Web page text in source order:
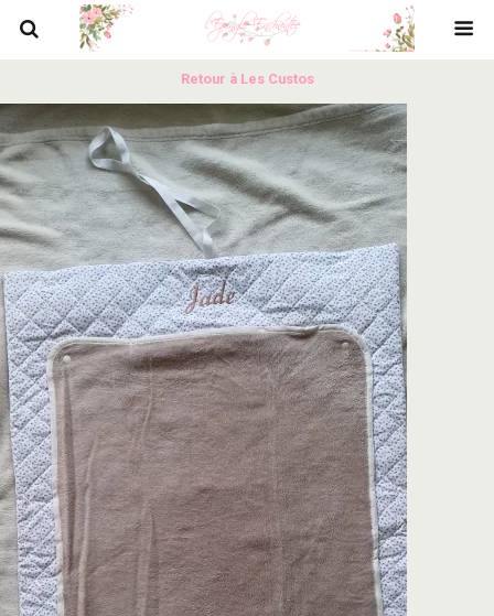
Retour à Les Custos